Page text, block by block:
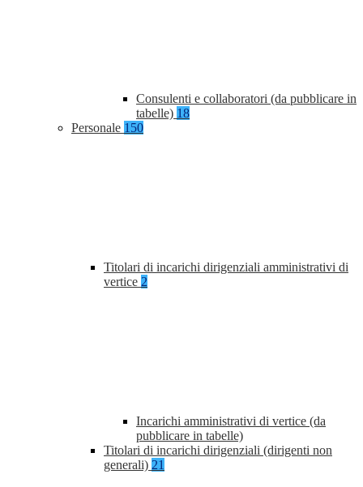
Consulenti e collaboratori (da pubblicare in
tabelle) 18
Personale 150
Titolari di incarichi dirigenziali amministrativi di
vertice 2
Incarichi amministrativi di vertice (da
pubblicare in tabelle)
Titolari di incarichi dirigenziali (dirigenti non
generali) 21